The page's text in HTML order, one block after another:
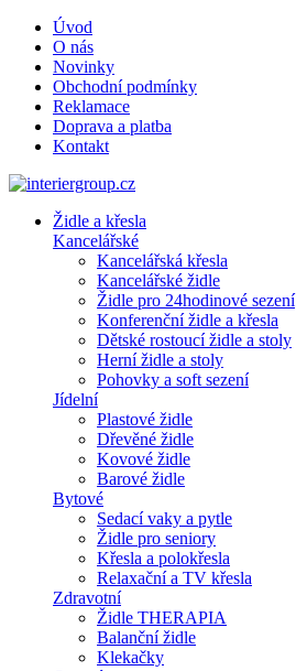
Úvod
O nás
Novinky
Obchodní podmínky
Reklamace
Doprava a platba
Kontakt
Židle a křesla
Kancelářské
Kancelářská křesla
Kancelářské židle
Židle pro 24hodinové sezení
Konferenční židle a křesla
Dětské rostoucí židle a stoly
Herní židle a stoly
Pohovky a soft sezení
Jídelní
Plastové židle
Dřevěné židle
Kovové židle
Barové židle
Bytové
Sedací vaky a pytle
Židle pro seniory
Křesla a polokřesla
Relaxační a TV křesla
Zdravotní
Židle THERAPIA
Balanční židle
Klekačky